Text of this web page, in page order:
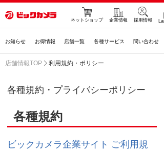
お知らせ お得情報 店舗一覧 各種サービス 問い合わせ
ネットショップ 企業情報 採用情報
店舗情報TOP 利用規約・ポリシー
各種規約・プライバシーポリシー
各種規約
ビックカメラ企業サイト ご利用規